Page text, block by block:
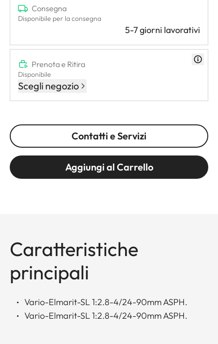
Consegna
Disponibile per la consegna
5-7 giorni lavorativi
Prenota e Ritira
Disponibile
Scegli negozio
Contatti e Servizi
Aggiungi al Carrello
Caratteristiche
principali
Vario-Elmarit-SL 1:2.8-4/24-90mm ASPH.
Vario-Elmarit-SL 1:2.8-4/24-90mm ASPH.